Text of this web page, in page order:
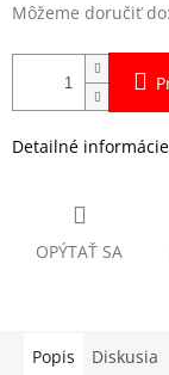
Môžeme doručiť do:
Detailné informácie
OPÝTAŤ SA
Popis Diskusia